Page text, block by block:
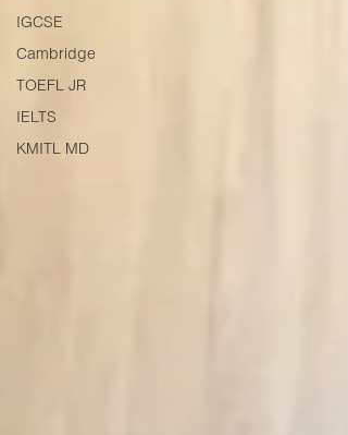
IGCSE
Cambridge
TOEFL JR
IELTS
KMITL MD